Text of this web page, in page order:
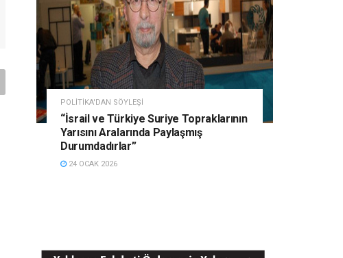
POLITIKA'DAN SÖYLEŞI
“İsrail ve Türkiye Suriye Topraklarının
Yarısını Aralarında Paylaşmış
Durumdadırlar”
24 OCAK 2026